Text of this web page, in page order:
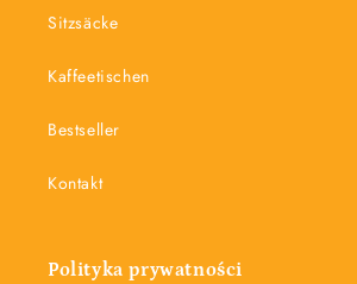
Sitzsäcke
Kaffeetischen
Bestseller
Kontakt
Polityka prywatności